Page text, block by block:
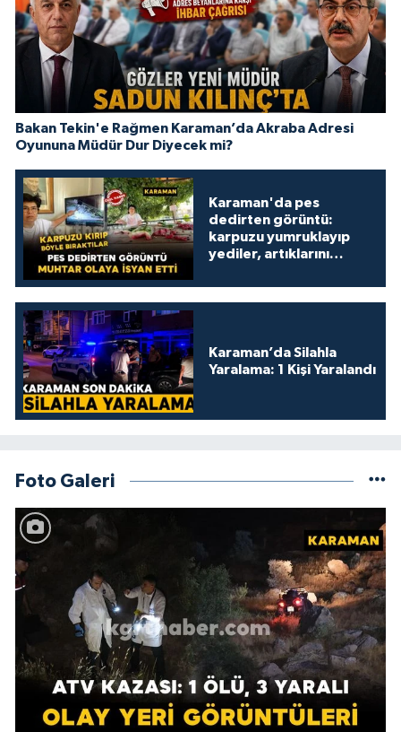
Bakan Tekin'e Rağmen Karaman’da Akraba Adresi
Oyununa Müdür Dur Diyecek mi?
Karaman'da pes
dedirten görüntü:
karpuzu yumruklayıp
yediler, artıklarını
Karaman’da Silahla
Yaralama: 1 Kişi Yaralandı
Foto Galeri